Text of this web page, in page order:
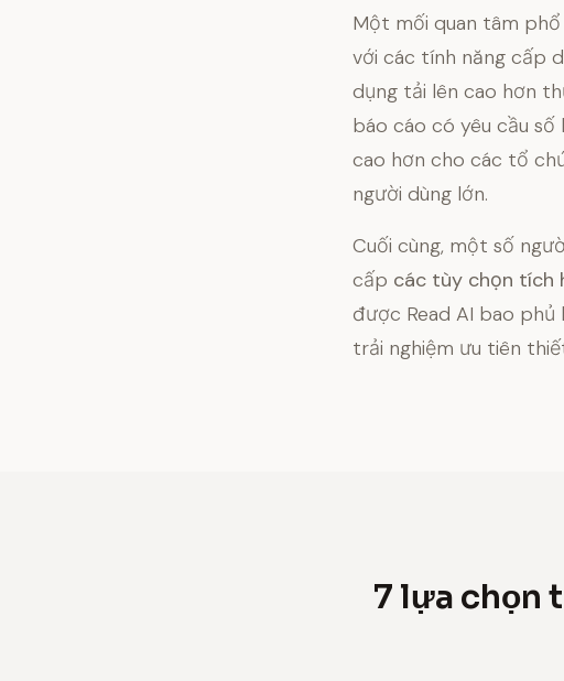
Một mối quan tâm phổ
với các tính năng cấp
dụng tải lên cao hơn
báo cáo có yêu cầu
cao hơn cho các tổ
người dùng lớn.
Cuối cùng, một số
cấp các tùy chọn tích
được Read AI bao
trải nghiệm ưu tiên
7 lựa chọn